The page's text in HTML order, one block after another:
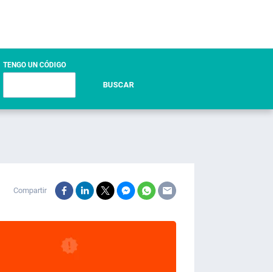
TENGO UN CÓDIGO
BUSCAR
Compartir